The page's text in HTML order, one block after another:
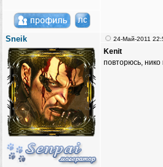
Sneik 24-Май-2011
Kenit
повторюсь,